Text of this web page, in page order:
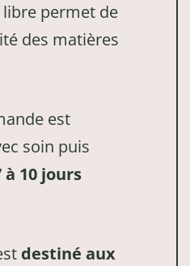
libre permet de
des matières
est
soin puis
à 10 jours
destiné aux